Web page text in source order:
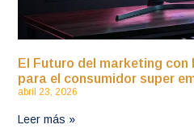
El Futuro del marketing con
para el consumidor super
abril 23, 2026
Leer más »